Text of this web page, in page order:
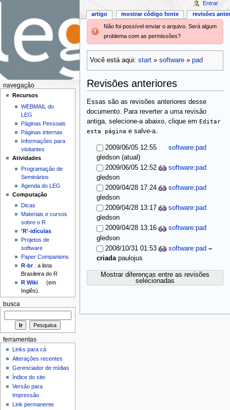
Não foi possível enviar o arquivo. Será algum
problema com as permissões?
Você está aqui: start» software» pad
Revisões anteriores
Essas são as revisões anteriores desse
documento. Para reverter a uma revisão
antiga, selecione-a abaixo, clique em Editar
esta página e salve-a.
2009/06/05 12:55
software:pad
gledson(atual)
2009/06/05 12:52
software:pad
gledson
2009/04/28 17:24
software:pad
gledson
2009/04/28 13:17
software:pad
gledson
2009/04/28 13:16
software:pad
gledson
2008/10/31 01:53
software:pad –
criada paulojus
Mostrar diferenças entre as revisões
selecionadas
artigo mostrar código fonte revisões
Entrar
navegação
Recursos
WEBMAIL do
LEG
Páginas Pessoais
Páginas internas
Informações para
visitantes
Atividades
Programação de
Seminários
Agenda do LEG
Computação
Dicas
Materiais e cursos
sobre o R
'R'-idículas
Projetos de
software
Paper Companions
R-br: a lista
Brasileira do R
R Wiki
(em
Inglês).
busca
ferramentas
Links para cá
Alterações recentes
Gerenciador de mídias
Índice do site
Versão para
Impressão
Link permanente